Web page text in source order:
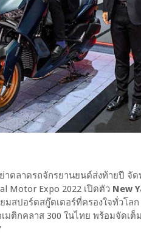
าตลาดรถจักรยานยนต์ส่งท้ายปี จั
Motor Expo 2022 เปิดตัว New
มสปอร์ตสกู๊ตเตอร์ที่ครองใจทั่วโล
มติกคลาส 300 ในไทย พร้อมจัดเ